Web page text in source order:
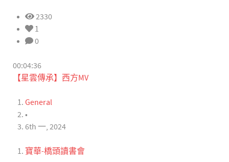
2330
1
0
00:04:36
【星雲傳承】西方MV
General
•
6th 一, 2024
寶華-橋頭讀書會